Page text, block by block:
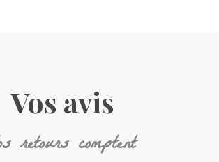
Vos avis
retours comptent